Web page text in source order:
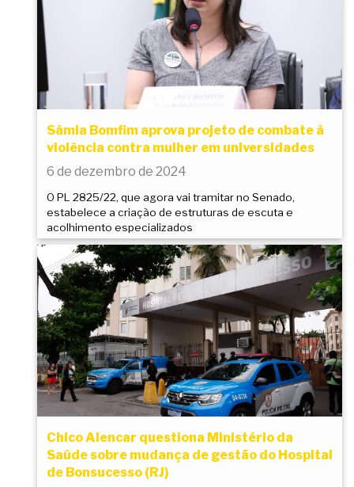
Sâmia Bomfim aprova projeto de combate à
violência contra mulher em universidades
6 de dezembro de 2024
O PL 2825/22, que agora vai tramitar no Senado,
estabelece a criação de estruturas de escuta e
acolhimento especializados
Chico Alencar questiona Ministério da
Saúde sobre mudança de gestão do Hospital
de Bonsucesso (RJ)